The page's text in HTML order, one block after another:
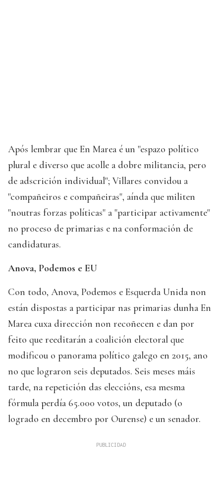
Após lembrar que En Marea é un "espazo político
plural e diverso que acolle a dobre militancia, pero
de adscrición individual"; Villares convidou a
"compañeiros e compañeiras", aínda que militen
"noutras forzas políticas" a "participar activamente"
no proceso de primarias e na conformación de
candidaturas.
Anova, Podemos e EU
Con todo, Anova, Podemos e Esquerda Unida non
están dispostas a participar nas primarias dunha En
Marea cuxa dirección non recoñecen e dan por
feito que reeditarán a coalición electoral que
modificou o panorama político galego en 2015, ano
no que lograron seis deputados. Seis meses máis
tarde, na repetición das eleccións, esa mesma
fórmula perdía 65.000 votos, un deputado (o
logrado en decembro por Ourense) e un senador.